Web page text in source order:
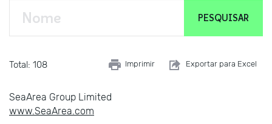
Total: 108 Imprimir Exportar para Excel
SeaArea Group Limited
www.SeaArea.com